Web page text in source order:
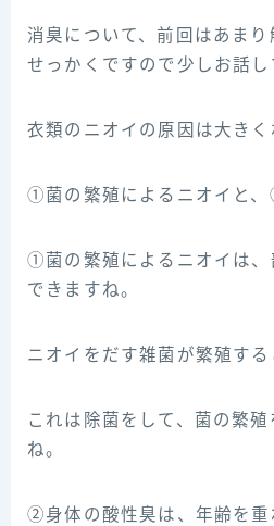
消臭について、前回はあまり
せっかくですので少しお話し
衣類のニオイの原因は大きく
①菌の繁殖によるニオイと、
①菌の繁殖によるニオイは、
できますね。
ニオイをだす雑菌が繁殖する
これは除菌をして、菌の繁
ね。
②身体の酸性臭は、年齢を重